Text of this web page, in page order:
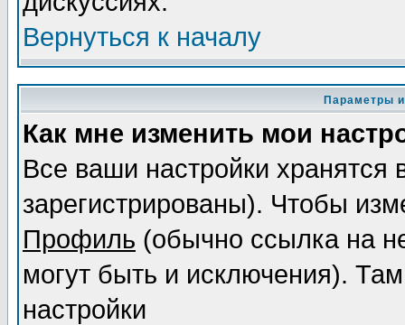
Вернуться к началу
Параметры
Как мне изменить мои
Все ваши настройки
зарегистрированы). Чтобы
Профиль (обычно ссылка на
могут быть и исключения).
настройки